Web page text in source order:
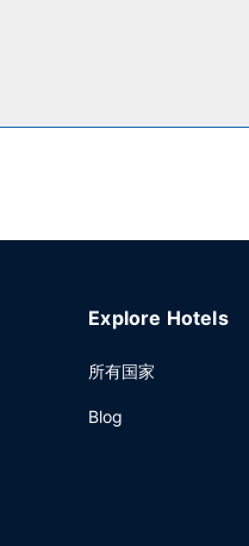
您可以到服务智选假日酒店 波
特色服务/设施包括24 小时商务
Explore Hotels
所有国家
Blog